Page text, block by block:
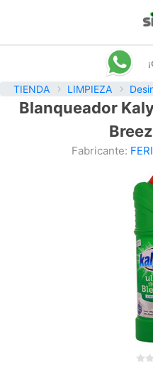
TIENDA LIMPIEZA
Blanqueador
Fabricante: